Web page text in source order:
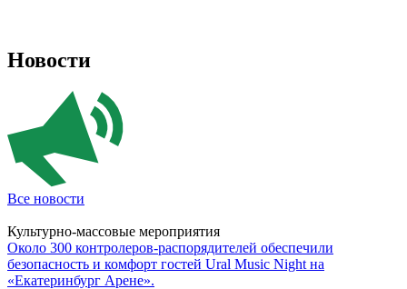
Новости
Все новости
Культурно-массовые мероприятия
Около 300 контролеров-распорядителей обеспечили
безопасность и комфорт гостей Ural Music Night на
«Екатеринбург Арене».